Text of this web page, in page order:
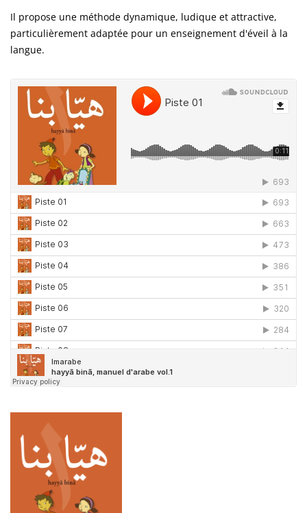
Il propose une méthode dynamique, ludique et attractive,
particulièrement adaptée pour un enseignement d'éveil à la
langue.